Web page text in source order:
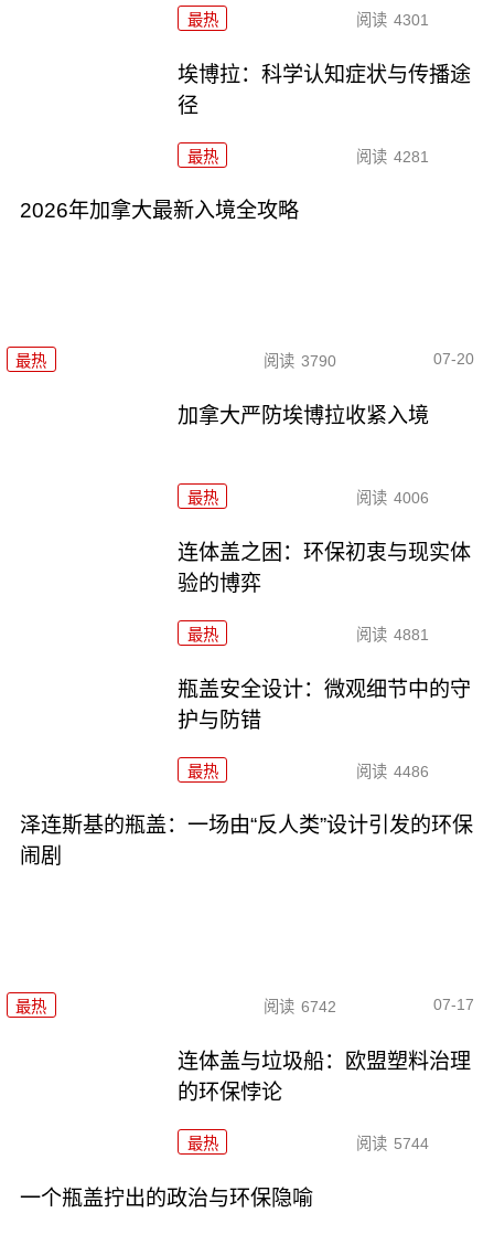
最热 阅读 4301
埃博拉：科学认知症状与传播途
径
最热 阅读 4281
2026年加拿大最新入境全攻略
最热 阅读 3790 07-20
加拿大严防埃博拉收紧入境
最热 阅读 4006
连体盖之困：环保初衷与现实体
验的博弈
最热 阅读 4881
瓶盖安全设计：微观细节中的守
护与防错
最热 阅读 4486
泽连斯基的瓶盖：一场由“反人类”设计引发的环保
闹剧
最热 阅读 6742 07-17
连体盖与垃圾船：欧盟塑料治理
的环保悖论
最热 阅读 5744
一个瓶盖拧出的政治与环保隐喻